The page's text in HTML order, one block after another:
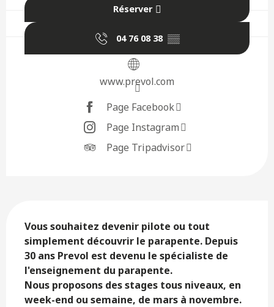
Réserver
04 76 08 38 ▒▒
www.prevol.com
Page Facebook
Page Instagram
Page Tripadvisor
Vous souhaitez devenir pilote ou tout
simplement découvrir le parapente. Depuis
30 ans Prevol est devenu le spécialiste de
l'enseignement du parapente.
Nous proposons des stages tous niveaux, en
week-end ou semaine, de mars à novembre.